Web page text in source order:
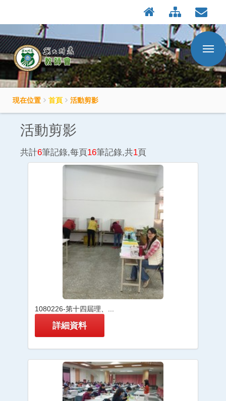
到
主
要
內
區
現在位置 首頁 活動剪影
活動剪影
共計6筆記錄,每頁 16筆記錄,共1頁
1080226-第十四屆理、...
詳細資料